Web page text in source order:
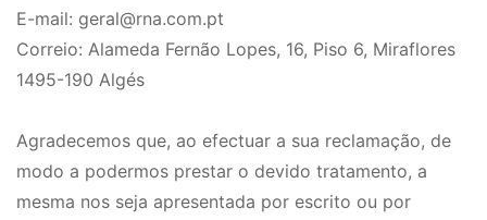
E-mail: geral@rna.com.pt
Correio: Alameda Fernão Lopes, 16, Piso 6, Miraflores
1495-190 Algés
Agradecemos que, ao efectuar a sua reclamação, de
modo a podermos prestar o devido tratamento, a
mesma nos seja apresentada por escrito ou por